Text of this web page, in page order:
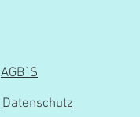
AGB`S
Datenschutz